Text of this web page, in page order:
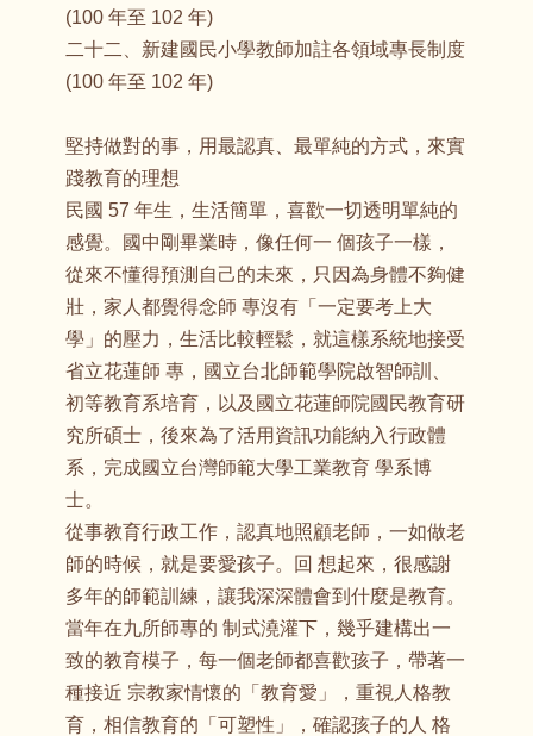
(100 年至 102 年)
二十二、新建國民小學教師加註各領域專長制度
(100 年至 102 年)
堅持做對的事，用最認真、最單純的方式，來實
踐教育的理想
民國 57 年生，生活簡單，喜歡一切透明單純的
感覺。國中剛畢業時，像任何一 個孩子一樣，
從來不懂得預測自己的未來，只因為身體不夠健
壯，家人都覺得念師 專沒有「一定要考上大
學」的壓力，生活比較輕鬆，就這樣系統地接受
省立花蓮師 專，國立台北師範學院啟智師訓、
初等教育系培育，以及國立花蓮師院國民教育研
究所碩士，後來為了活用資訊功能納入行政體
系，完成國立台灣師範大學工業教育 學系博
士。
從事教育行政工作，認真地照顧老師，一如做老
師的時候，就是要愛孩子。回 想起來，很感謝
多年的師範訓練，讓我深深體會到什麼是教育。
當年在九所師專的 制式澆灌下，幾乎建構出一
致的教育模子，每一個老師都喜歡孩子，帶著一
種接近 宗教家情懷的「教育愛」，重視人格教
育，相信教育的「可塑性」，確認孩子的人 格